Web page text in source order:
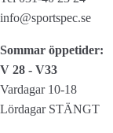
info@sportspec.se
Sommar öppetider:
V 28 - V33
Vardagar 10-18
Lördagar STÄNGT